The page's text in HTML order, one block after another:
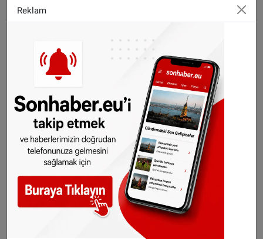
Üşüme, titreme ve ateş
Lenf bezlerinde şişme
Kas ağrısı
Yorgunluk
Adet döneminde yoğun kanama
Lareb, bu yan etkilerin büyük bölümünün hafif
ve geçici olduğunu belirtiyor.
Nadir görülen yan etkiler de bulunuyor
Uzmanlara göre bazı ciddi yan etkiler ise
oldukça nadir görülüyor. Bunlar arasında
milyonlarca doz uygulamada yaklaşık bir
Reklam